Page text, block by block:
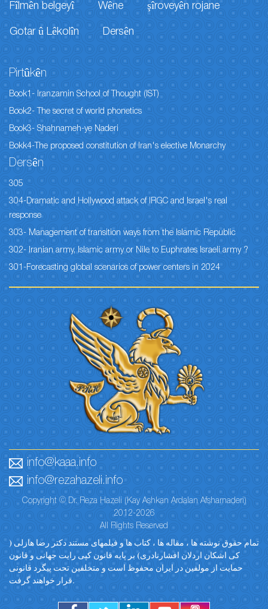
Fîlmên belgeyî Wêne şîroveyên rojane
Gotar û Lêkolîn Dersên
Pirtûkên
Book1- Iranzamin School of Thought (IST)
Book2- The secret of world phonetics
Book3- Shahnameh-ye Naderi
Bokk4-The proposed constitution of Iran's elective Monarchy
Dersên
305
304-Dramatic and Hollywood attack of IRGC and Israel's real
response
303- Management of transition ways from the Islamic Republic
302- Iranian army, Islamic army or Nile to Euphrates Israeli army ?
301-Forecasting global scenarios of power centers in 2024
info@kaaa.info
info@rezahazeli.info
Copyright © Dr. Reza Hazeli (Kay Ashkan Ardalan Afsharnaderi)
2012-2026
All Rights Reserved
تمام حقوق نوشته ها ، مقاله ها ، کتاب ها و فیلمهای مستند دکتر رضا هازلی (
کی اشکان اردلان افشارنادری) بر پایه قانون کپی رایت جهانی و قانون
حمایت از مولفین در ایران محفوظ است و متخلفین تحت پیگرد قانونی
قرار خواهند گرفت.